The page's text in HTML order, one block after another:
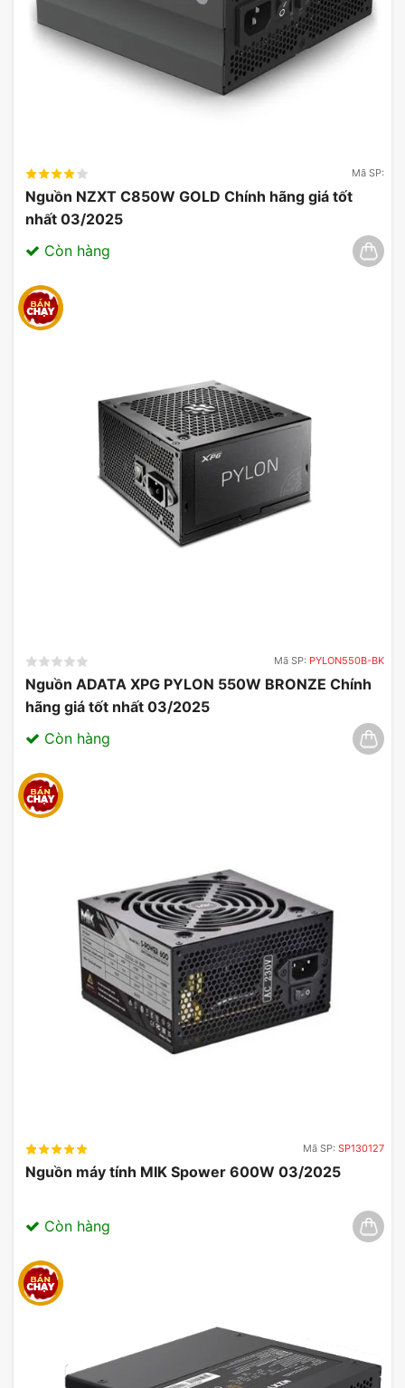
Mã SP:
Nguồn NZXT C850W GOLD Chính hãng giá tốt
nhất 03/2025
Còn hàng
Mã SP: PYLON550B-BK
Nguồn ADATA XPG PYLON 550W BRONZE Chính
hãng giá tốt nhất 03/2025
Còn hàng
Mã SP: SP130127
Nguồn máy tính MIK Spower 600W 03/2025
Còn hàng